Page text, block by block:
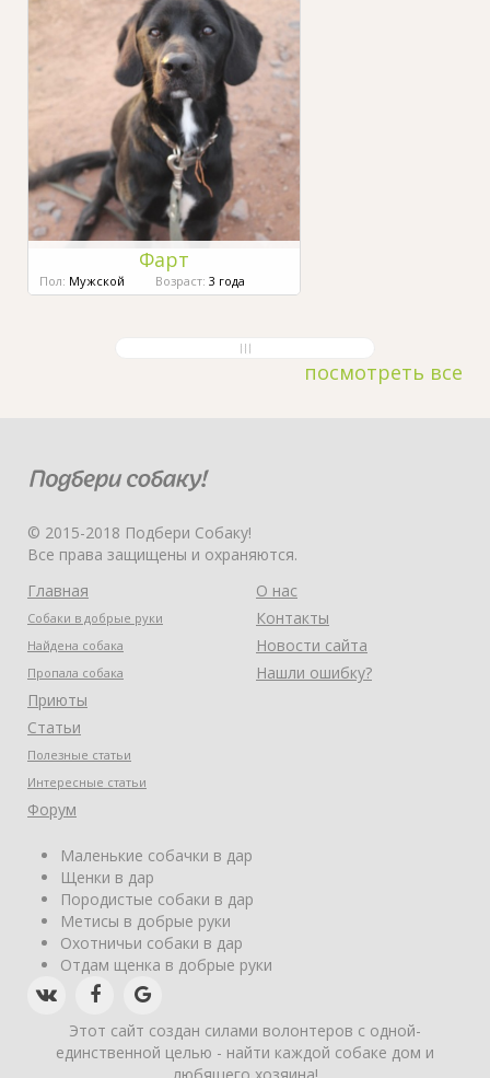
Фарт
Пол: Мужской Возраст: 3 года
посмотреть все
© 2015-2018 Подбери Собаку!
Все права защищены и охраняются.
Главная
Собаки в добрые руки
Найдена собака
Пропала собака
Приюты
Статьи
Полезные статьи
Интересные статьи
Форум
О нас
Контакты
Новости сайта
Нашли ошибку?
Маленькие собачки в дар
Щенки в дар
Породистые собаки в дар
Метисы в добрые руки
Охотничьи собаки в дар
Отдам щенка в добрые руки
Этот сайт создан силами волонтеров с одной-
единственной целью - найти каждой собаке дом и